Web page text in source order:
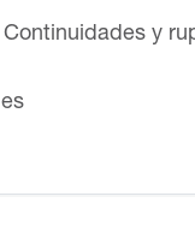
Continuidades y